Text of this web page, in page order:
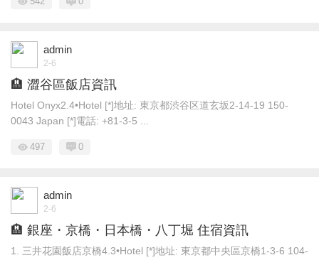
admin
2-6
🏨 澀谷區飯店資訊
Hotel Onyx2.4•Hotel [*]地址: 東京都渋谷区道玄坂2-14-19 150-
0043 Japan [*]電話: +81-3-5 ...
497 0
admin
2-6
🏨 銀座・京橋・日本橋・八丁堀 住宿資訊
1. 三井花園飯店京橋4.3•Hotel [*]地址: 東京都中央區京橋1-3-6 104-